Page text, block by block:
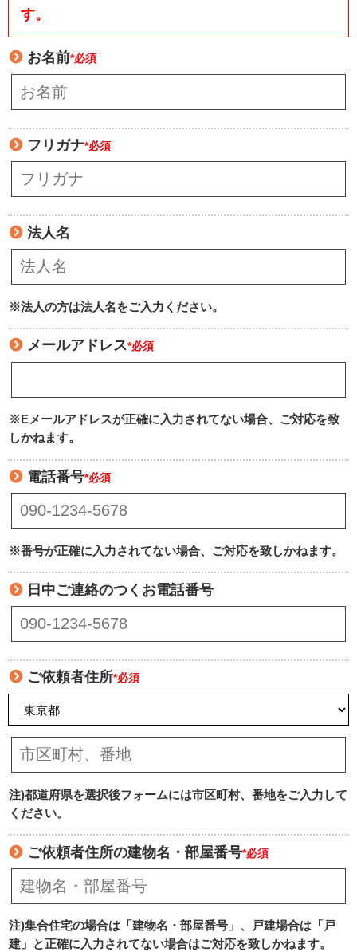
す。
お名前*必須
フリガナ*必須
法人名
※法人の方は法人名をご入力ください。
メールアドレス*必須
※Eメールアドレスが正確に入力されてない場合、ご対応を致
しかねます。
電話番号*必須
※番号が正確に入力されてない場合、ご対応を致しかねます。
日中ご連絡のつくお電話番号
ご依頼者住所*必須
注)都道府県を選択後フォームには市区町村、番地をご入力して
ください。
ご依頼者住所の建物名・部屋番号*必須
注)集合住宅の場合は「建物名・部屋番号」、戸建場合は「戸
建」と正確に入力されてない場合はご対応を致しかねます。